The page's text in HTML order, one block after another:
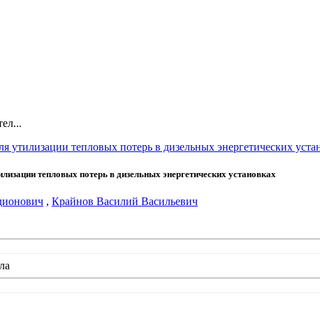
утилизации тепловых потерь в дизельных энергетических
тепловых потерь в дизельных энергетических установках
, Крайнов Василий Васильевич